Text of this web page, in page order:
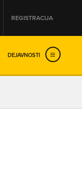
REGISTRACIJA
DEJAVNOSTI